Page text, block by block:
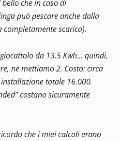
che in caso di
può pescare anche dalla
scarica).
da 13.5 Kwh… quindi,
ne mettiamo 2. Costo: circa
totale 16.000.
costano sicuramente
che i miei calcoli erano